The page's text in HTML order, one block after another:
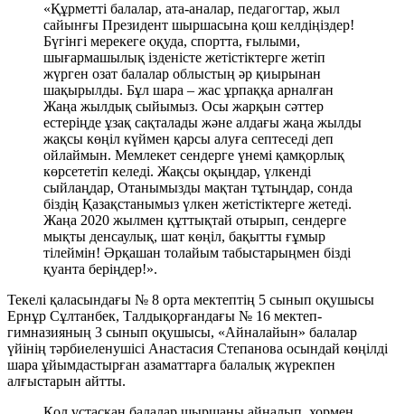
«Құрметті балалар, ата-аналар, педагогтар, жыл
сайынғы Президент шыршасына қош келдіңіздер!
Бүгінгі мерекеге оқуда, спортта, ғылыми,
шығармашылық ізденісте жетістіктерге жетіп
жүрген озат балалар облыстың әр қиырынан
шақырылды. Бұл шара – жас ұрпаққа арналған
Жаңа жылдық сыйымыз. Осы жарқын сәттер
естеріңде ұзақ сақталады және алдағы жаңа жылды
жақсы көңіл күймен қарсы алуға септеседі деп
ойлаймын. Мемлекет сендерге үнемі қамқорлық
көрсететіп келеді. Жақсы оқыңдар, үлкенді
сыйлаңдар, Отанымызды мақтан тұтыңдар, сонда
біздің Қазақстанымыз үлкен жетістіктерге жетеді.
Жаңа 2020 жылмен құттықтай отырып, сендерге
мықты денсаулық, шат көңіл, бақытты ғұмыр
тілеймін! Әрқашан толайым табыстарыңмен бізді
қуанта беріңдер!».
Текелі қаласындағы № 8 орта мектептің 5 сынып оқушысы
Ернұр Сұлтанбек, Талдықорғандағы № 16 мектеп-
гимназияның 3 сынып оқушысы, «Айналайын» балалар
үйінің тәрбиеленушісі Анастасия Степанова осындай көңілді
шара ұйымдастырған азаматтарға балалық жүрекпен
алғыстарын айтты.